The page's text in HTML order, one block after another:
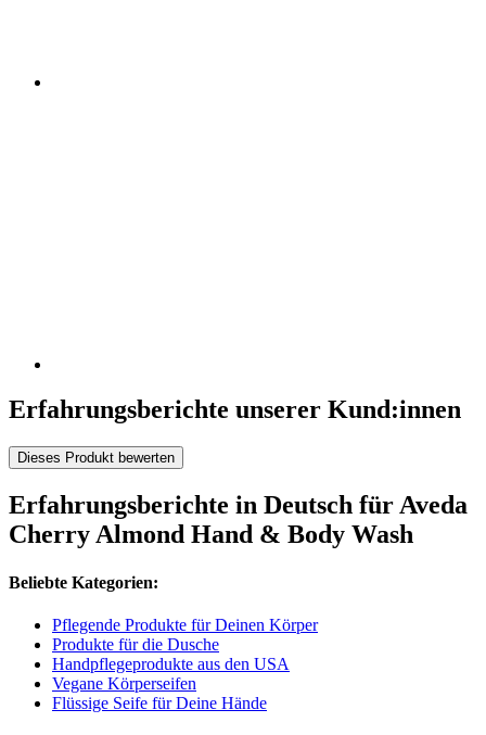
Erfahrungsberichte unserer Kund:innen
Dieses Produkt bewerten
Erfahrungsberichte in Deutsch für Aveda
Cherry Almond Hand & Body Wash
Beliebte Kategorien:
Pflegende Produkte für Deinen Körper
Produkte für die Dusche
Handpflegeprodukte aus den USA
Vegane Körperseifen
Flüssige Seife für Deine Hände